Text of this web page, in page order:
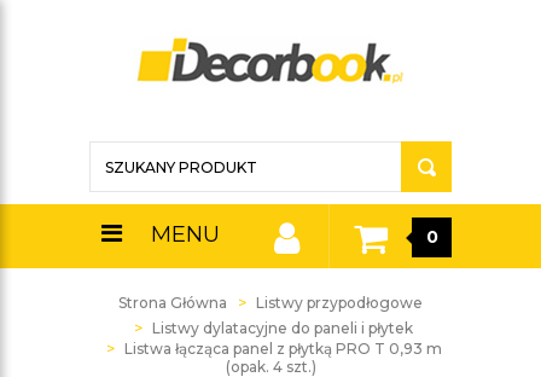
MENU 0
Strona Główna
Listwy przypodłogowe
Listwy dylatacyjne do paneli i płytek
Listwa łącząca panel z płytką PRO T 0,93 m
(opak. 4 szt.)